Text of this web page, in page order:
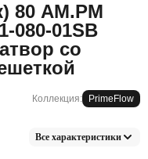
80 AM.PM
080-01SB
со
Коллекция: PrimeFlow
Все характеристики